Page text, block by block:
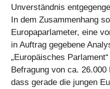
Unverständnis
In dem Zusammenhang
Europaparlameter, eine
in Auftrag gegebene
„Europäisches
Befragung von ca.
dass gerade die jungen